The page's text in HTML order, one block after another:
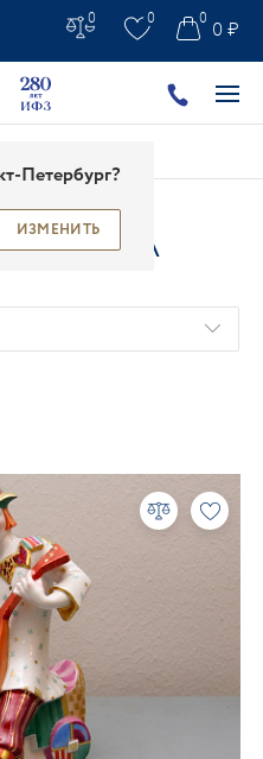
Петербург?
ИЗМЕНИТЬ
0 0 0 ₽
0